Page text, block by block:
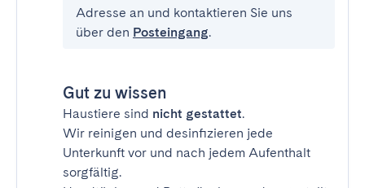
Adresse an und kontaktieren Sie uns
über den Posteingang.
Gut zu wissen
Haustiere sind nicht gestattet.
Wir reinigen und desinfizieren jede
Unterkunft vor und nach jedem Aufenthalt
sorgfältig.